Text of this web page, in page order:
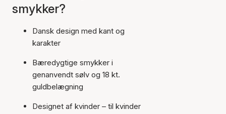
smykker?
Dansk design med kant og
karakter
Bæredygtige smykker i
genanvendt sølv og 18 kt.
guldbelægning
Designet af kvinder – til kvinder